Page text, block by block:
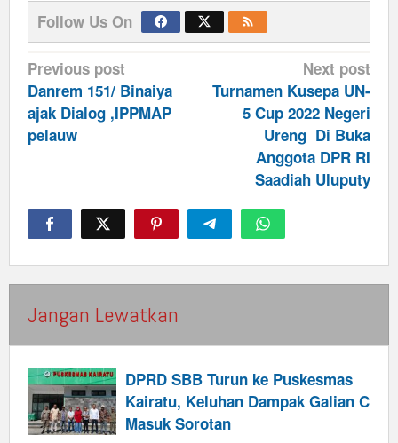
Follow Us On
Post
navigation
Previous post
Danrem 151/ Binaiya
ajak Dialog ,IPPMAP
pelauw
Next post
Turnamen Kusepa UN-
5 Cup 2022 Negeri
Ureng Di Buka
Anggota DPR RI
Saadiah Uluputy
Jangan Lewatkan
DPRD SBB Turun ke Puskesmas
Kairatu, Keluhan Dampak Galian C
Masuk Sorotan